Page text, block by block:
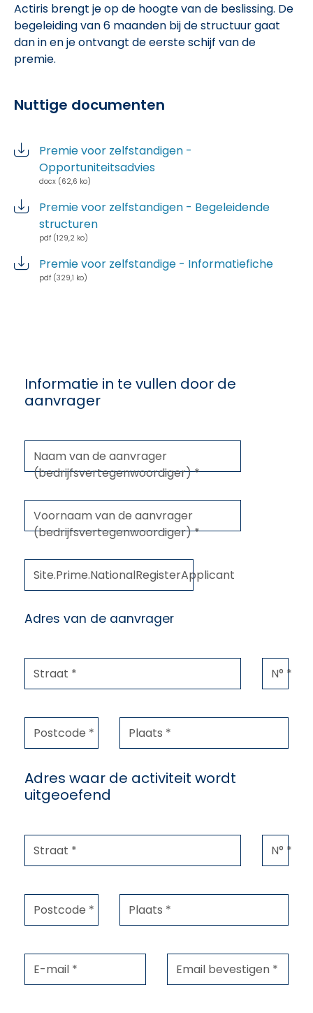
Actiris brengt je op de hoogte van de beslissing. De
begeleiding van 6 maanden bij de structuur gaat
dan in en je ontvangt de eerste schijf van de
premie.
Nuttige documenten
Premie voor zelfstandigen -
Opportuniteitsadvies
docx (62,6 ko)
Premie voor zelfstandigen - Begeleidende
structuren
pdf (129,2 ko)
Premie voor zelfstandige - Informatiefiche
pdf (329,1 ko)
Informatie in te vullen door de
aanvrager
Naam van de aanvrager
(bedrijfsvertegenwoordiger) *
Voornaam van de aanvrager
(bedrijfsvertegenwoordiger) *
Site.Prime.NationalRegisterApplicant
Adres van de aanvrager
Straat * N° *
Postcode * Plaats *
Adres waar de activiteit wordt
uitgeoefend
Straat * N° *
Postcode * Plaats *
E-mail * Email bevestigen *